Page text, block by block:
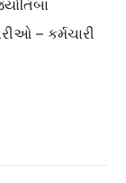
– કર્મચારી